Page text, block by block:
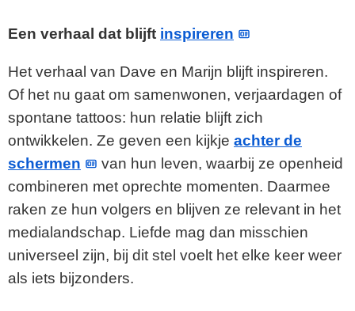
Een verhaal dat blijft inspireren
Het verhaal van Dave en Marijn blijft inspireren.
Of het nu gaat om samenwonen, verjaardagen of
spontane tattoos: hun relatie blijft zich
ontwikkelen. Ze geven een kijkje achter de
schermen
van hun leven, waarbij ze openheid
combineren met oprechte momenten. Daarmee
raken ze hun volgers en blijven ze relevant in het
medialandschap. Liefde mag dan misschien
universeel zijn, bij dit stel voelt het elke keer weer
als iets bijzonders.